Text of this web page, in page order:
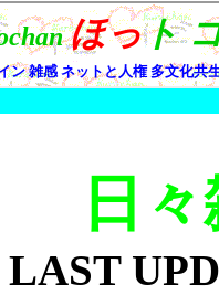
日
LAST